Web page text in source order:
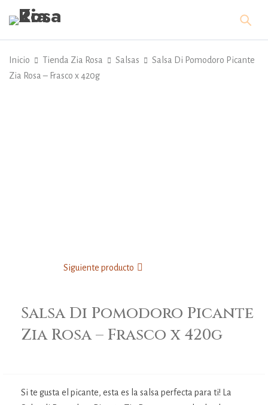
Inicio Tienda Zia Rosa Salsas
Salsa Di Pomodoro Picante
Zia Rosa – Frasco x 420g
Siguiente producto
Salsa Di Pomodoro Picante
Zia Rosa – Frasco x 420g
Si te gusta el picante, esta es la salsa perfecta para ti! La